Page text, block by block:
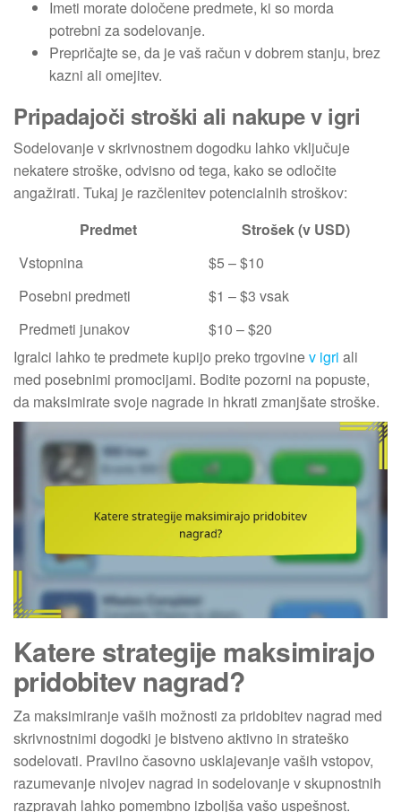
Imeti morate določene predmete, ki so morda
potrebni za sodelovanje.
Prepričajte se, da je vaš račun v dobrem stanju, brez
kazni ali omejitev.
Pripadajoči stroški ali nakupe v igri
Sodelovanje v skrivnostnem dogodku lahko vključuje
nekatere stroške, odvisno od tega, kako se odločite
angažirati. Tukaj je razčlenitev potencialnih stroškov:
Predmet
Strošek (v USD)
Vstopnina
$5 – $10
Posebni predmeti
$1 – $3 vsak
Predmeti junakov
$10 – $20
Igralci lahko te predmete kupijo preko trgovinev igri ali
med posebnimi promocijami. Bodite pozorni na popuste,
da maksimirate svoje nagrade in hkrati zmanjšate stroške.
Katere strategije maksimirajo
pridobitev nagrad?
Za maksimiranje vaših možnosti za pridobitev nagrad med
skrivnostnimi dogodki je bistveno aktivno in strateško
sodelovati. Pravilno časovno usklajevanje vaših vstopov,
razumevanje nivojev nagrad in sodelovanje v skupnostnih
razpravah lahko pomembno izboljša vašo uspešnost.